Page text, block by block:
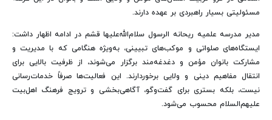
مسئولیتی بسیار راهبردی بر عهده دارند.
مدیر مدرسه علمیه ریحانه الرسول سلام‌الله‌علیها قشم در ادامه اظهار داشت:
ایستگاه‌های صلواتی و موکب‌های تبیینی، به‌ویژه هنگامی که با مدیریت و
مشارکت بانوان مؤمن و دغدغه‌مند برگزار می‌شوند، از ظرفیت بالایی برای
انتقال مفاهیم دینی و ولایی برخوردارند. این فعالیت‌ها صرفاً خدمات‌رسانی
نیست، بلکه بستری برای گفت‌وگو، آگاهی‌بخشی و ترویج فرهنگ اهل‌بیت
علیهم‌السلام محسوب می‌شود.